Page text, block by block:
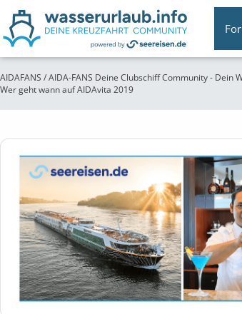
AIDAFANS / AIDA-FANS Deine Clubschiff Community - Dein
Wer geht wann auf AIDAvita 2019